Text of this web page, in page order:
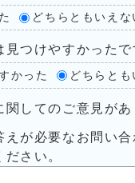
どちらともいえな
見つけやすかったで
かった どちらとも
関してのご意見が
えが必要なお問い
さい。